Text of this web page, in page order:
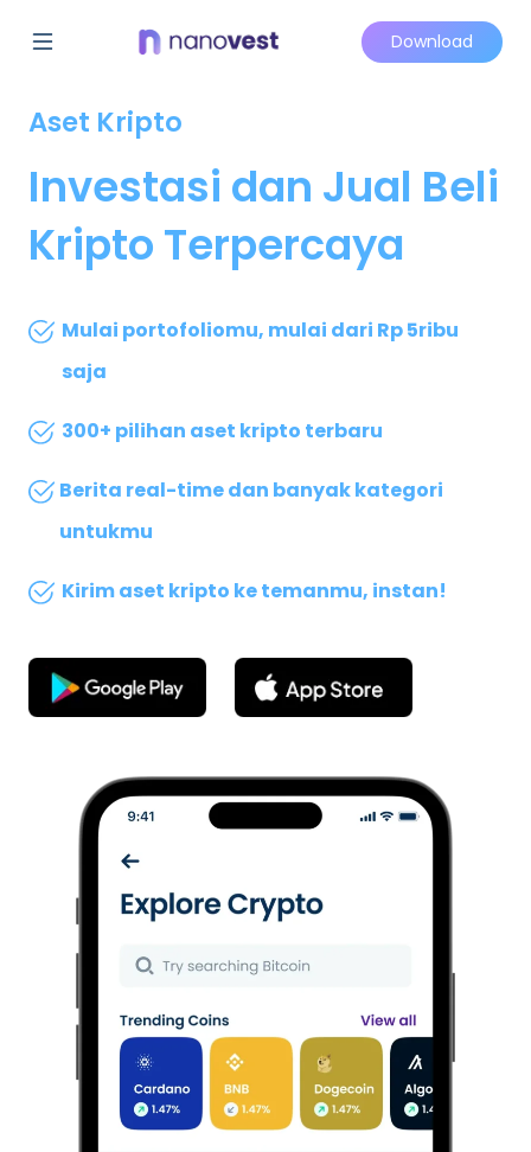
Download
Aset Kripto
Investasi dan Jual Beli
Kripto Terpercaya
Mulai portofoliomu, mulai dari Rp 5ribu
saja
300+ pilihan aset kripto terbaru
Berita real-time dan banyak kategori
untukmu
Kirim aset kripto ke temanmu, instan!